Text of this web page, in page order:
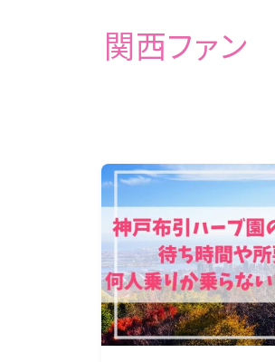
関西ファン